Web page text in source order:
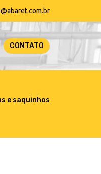
CONTATO
e saquinhos